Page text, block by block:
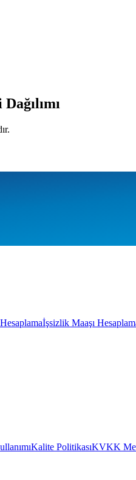
İşsizlik Maaşı
Kalite PolitikasıKVKK